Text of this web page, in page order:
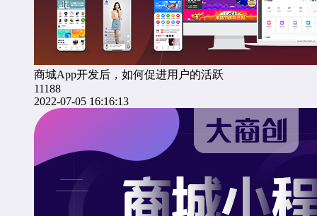
商城App开发后，如何促进用户的活跃
11188
2022-07-05 16:16:13